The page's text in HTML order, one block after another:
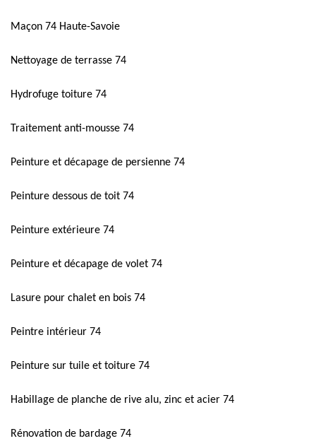
Maçon 74 Haute-Savoie
Nettoyage de terrasse 74
Hydrofuge toiture 74
Traitement anti-mousse 74
Peinture et décapage de persienne 74
Peinture dessous de toit 74
Peinture extérieure 74
Peinture et décapage de volet 74
Lasure pour chalet en bois 74
Peintre intérieur 74
Peinture sur tuile et toiture 74
Habillage de planche de rive alu, zinc et acier 74
Rénovation de bardage 74